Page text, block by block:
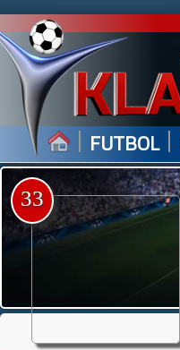
| FUTBOL |
33